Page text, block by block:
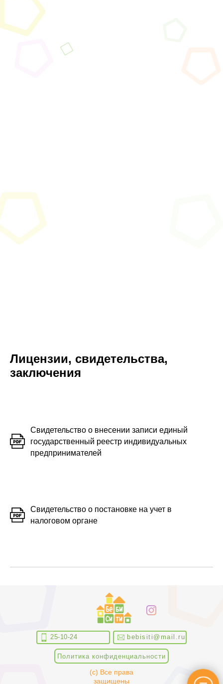
Лицензии, свидетельства,
заключения
Свидетельство о внесении записи единый
государственный реестр индивидуальных
предпринимателей
Свидетельство о постановке на учет в
налоговом органе
(с) Все права
защищены
Политика конфиденциальности
25-10-24 bebisiti@mail.ru